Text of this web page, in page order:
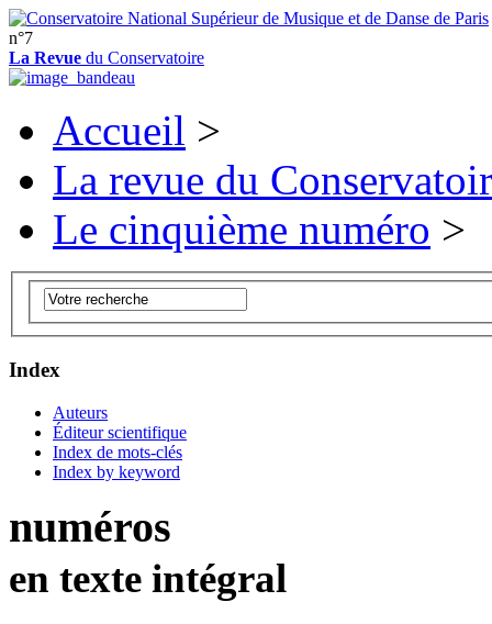
n°7
La Revue du Conservatoire
Accueil >
La revue du
Le cinquième numéro >
Index
Auteurs
Éditeur scientifique
Index de mots-clés
Index by keyword
numéros
en texte intégral